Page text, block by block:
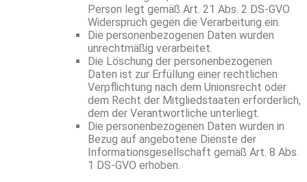
Person legt gemäß Art. 21 Abs. 2 DS-GVO
Widerspruch gegen die Verarbeitung ein.
Die personenbezogenen Daten wurden
unrechtmäßig verarbeitet.
Die Löschung der personenbezogenen
Daten ist zur Erfüllung einer rechtlichen
Verpflichtung nach dem Unionsrecht oder
dem Recht der Mitgliedstaaten erforderlich,
dem der Verantwortliche unterliegt.
Die personenbezogenen Daten wurden in
Bezug auf angebotene Dienste der
Informationsgesellschaft gemäß Art. 8 Abs.
1 DS-GVO erhoben.